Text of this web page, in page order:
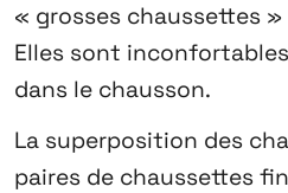
« grosses chaussettes »
Elles sont
dans le chausson.
La superposition des
paires de chaussettes